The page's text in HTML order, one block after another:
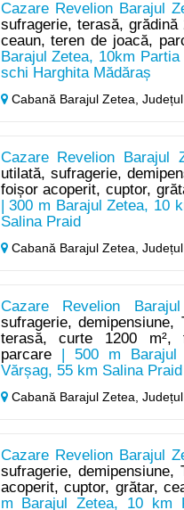
Cazare Revelion Barajul
sufragerie, terasă,
ceaun, teren de joacă,
Barajul Zetea, 10km
schi Harghita Mădăraș
Cabană Barajul Zetea,
Cazare Revelion Barajul
utilată, sufragerie,
foișor acoperit, cuptor,
| 300 m Barajul Zetea, 10
Salina Praid
Cabană Barajul Zetea,
Cazare Revelion
sufragerie,
terasă, curte 1200 m²,
parcare| 500 m Barajul
Vărșag, 55 km Salina Praid
Cabană Barajul Zetea,
Cazare Revelion Barajul
sufragerie,
acoperit, cuptor, grătar,
m Barajul Zetea, 10 km